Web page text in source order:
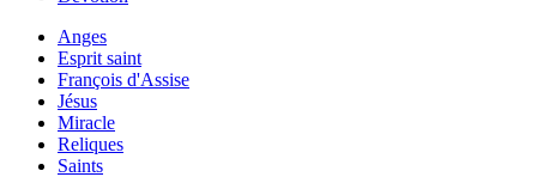
Anges
Esprit saint
François d'Assise
Jésus
Miracle
Reliques
Saints